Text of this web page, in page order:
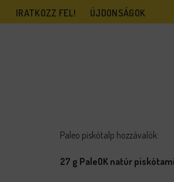
IRATKOZZ FEL!
ÚJDONSÁGOK
Paleo piskótalp hozzávalók:
27 g PaleOK natúr